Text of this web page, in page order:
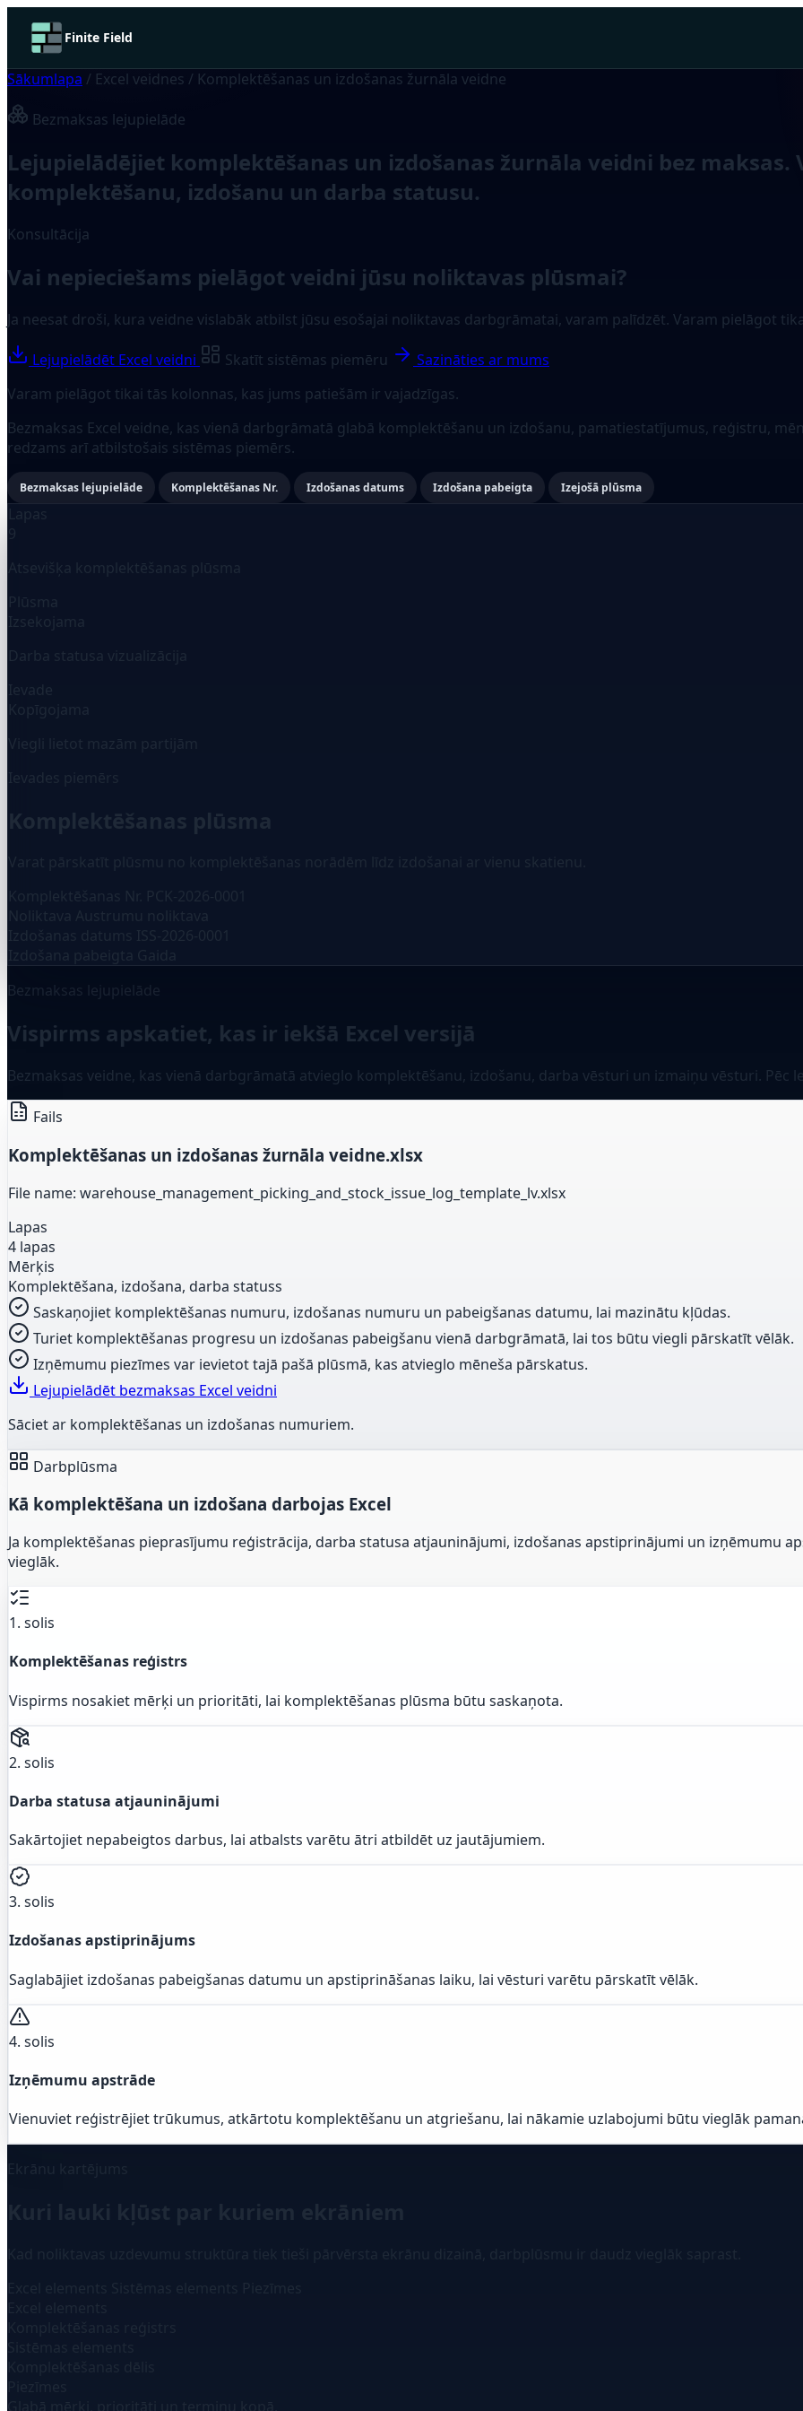
Finite Field
Sākumlapa / Excel veidnes / Komplektēšanas un izdošanas žurnāla veidne
Bezmaksas lejupielāde
Lejupielādējiet komplektēšanas un izdošanas žurnāla veidni bez
komplektēšanu, izdošanu un darba statusu.
Konsultācija
Vai nepieciešams pielāgot veidni jūsu noliktavas plūsmai?
Ja neesat droši, kura veidne vislabāk atbilst jūsu esošajai noliktavas darbgrāmatai, varam palīdzēt. Varam pielāgot
Lejupielādēt Excel veidni Skatīt sistēmas piemēru
Sazināties ar mums
Varam pielāgot tikai tās kolonnas, kas jums patiešām ir vajadzīgas.
Bezmaksas Excel veidne, kas vienā darbgrāmatā glabā komplektēšanu un izdošanu, pamatiestatījumus, reģistru,
redzams arī atbilstošais sistēmas piemērs.
Bezmaksas lejupielāde Komplektēšanas Nr. Izdošanas datums Izdošana pabeigta Izejošā plūsma
Lapas
9
Atsevišķa komplektēšanas plūsma
Plūsma
Izsekojama
Darba statusa vizualizācija
Ievade
Kopīgojama
Viegli lietot mazām partijām
Ievades piemērs
Komplektēšanas plūsma
Varat pārskatīt plūsmu no komplektēšanas norādēm līdz izdošanai ar vienu skatienu.
Komplektēšanas Nr.
PCK-2026-0001
Noliktava
Austrumu noliktava
Izdošanas datums
ISS-2026-0001
Izdošana pabeigta
Gaida
Bezmaksas lejupielāde
Vispirms apskatiet, kas ir iekšā Excel versijā
Bezmaksas veidne, kas vienā darbgrāmatā atvieglo komplektēšanu, izdošanu, darba vēsturi un izmaiņu vēsturi.
Fails
Komplektēšanas un izdošanas žurnāla veidne.xlsx
File name: warehouse_management_picking_and_stock_issue_log_template_lv.xlsx
Lapas
4 lapas
Mērķis
Komplektēšana, izdošana, darba statuss
Saskaņojiet komplektēšanas numuru, izdošanas numuru un pabeigšanas datumu, lai mazinātu kļūdas.
Turiet komplektēšanas progresu un izdošanas pabeigšanu vienā darbgrāmatā, lai tos būtu viegli pārskatīt vēlāk.
Izņēmumu piezīmes var ievietot tajā pašā plūsmā, kas atvieglo mēneša pārskatus.
Lejupielādēt bezmaksas Excel veidni
Sāciet ar komplektēšanas un izdošanas numuriem.
Darbplūsma
Kā komplektēšana un izdošana darbojas Excel
Ja komplektēšanas pieprasījumu reģistrācija, darba statusa atjauninājumi, izdošanas apstiprinājumi un izņēmumu
vieglāk.
1. solis
Komplektēšanas reģistrs
Vispirms nosakiet mērķi un prioritāti, lai komplektēšanas plūsma būtu saskaņota.
2. solis
Darba statusa atjauninājumi
Sakārtojiet nepabeigtos darbus, lai atbalsts varētu ātri atbildēt uz jautājumiem.
3. solis
Izdošanas apstiprinājums
Saglabājiet izdošanas pabeigšanas datumu un apstiprināšanas laiku, lai vēsturi varētu pārskatīt vēlāk.
4. solis
Izņēmumu apstrāde
Vienuviet reģistrējiet trūkumus, atkārtotu komplektēšanu un atgriešanu, lai nākamie uzlabojumi būtu vieglāk
Ekrānu kartējums